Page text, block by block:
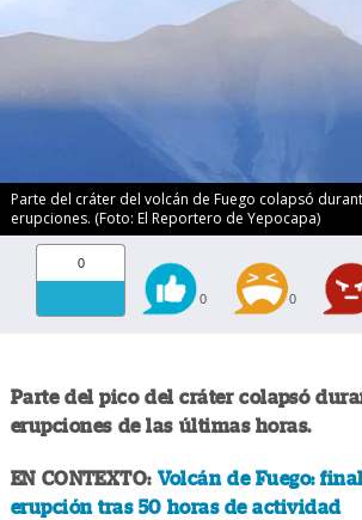
Parte del cráter del volcán de Fuego colapsó
erupciones. (Foto: El Reportero de Yepocapa)
0
0 0
Parte del pico del cráter colapsó
erupciones de las últimas horas.
EN CONTEXTO: Volcán de Fuego:
erupción tras 50 horas de actividad